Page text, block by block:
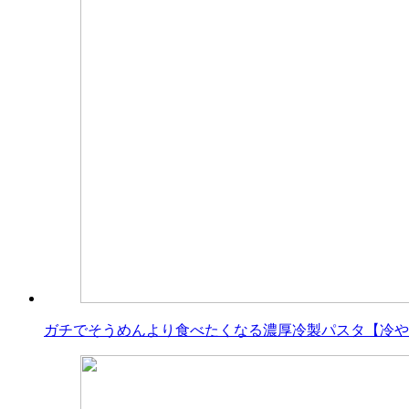
ガチでそうめんより食べたくなる濃厚冷製パスタ【冷